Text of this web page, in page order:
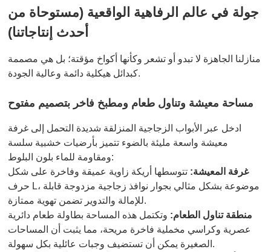
جولة في عالم الرفاهية الواقعية (مستوحاة من
أحدث إنتاجاتنا)
منازلنا الجاهزة لا تبدو أو تشعر وكأنها أكواخ مؤقتة؛ بل هي مصممة
كبدائل هيكلية دائمة وعالية الجودة.
مساحة معيشة وتناول طعام ومطبخ فاخر بتصميم مفتوح
ادخل عبر الأبواب الزجاجية المنزلقة شديدة التحمل إلى غرفة
معيشة واسعة مليئة بالضوء تتميز بأرضيات خشبية سلسة
ومقاومة للماء بلون البلوط:
غرفة المعيشة: تتوسطها أريكة زاوية عميقة وفاخرة على شكل
حرف L، موضوعة بشكل مثالي بجوار نوافذ زجاجية مزدوجة قابلة
للإمالة والتدوير تضمن تهوية ممتازة.
منطقة تناول الطعام: وتكتمل هذه المساحة بطاولة طعام دائرية
عصرية وكراسي مخملية فاخرة مريحة، مما يثبت أن المساحات
الصغيرة يمكن أن تستضيف وجبات عائلية بكل سهولة.